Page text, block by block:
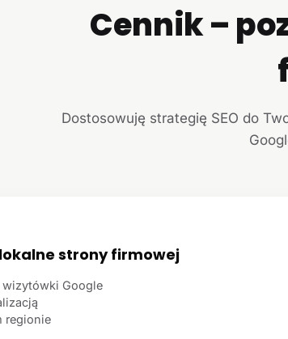
Cennik –
Dostosowuję strategię SEO do
strony firmowej
Google
regionie